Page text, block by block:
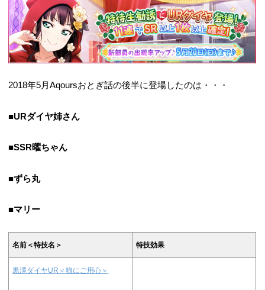
2018年5月Aqoursおとぎ話の後半に登場したのは・・・
■URダイヤ姉さん
■SSR曜ちゃん
■ずら丸
■マリー
名前＜特技名＞ 特技効果
黒澤ダイヤUR＜狼にご用心＞